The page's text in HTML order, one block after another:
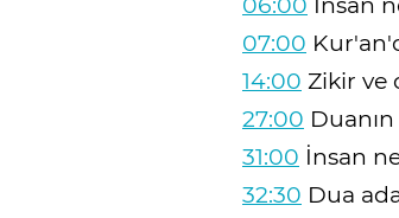
06:00 İnsan
07:00
14:00 Zikir ve
27:00
31:00 İnsan
32:30 Dua